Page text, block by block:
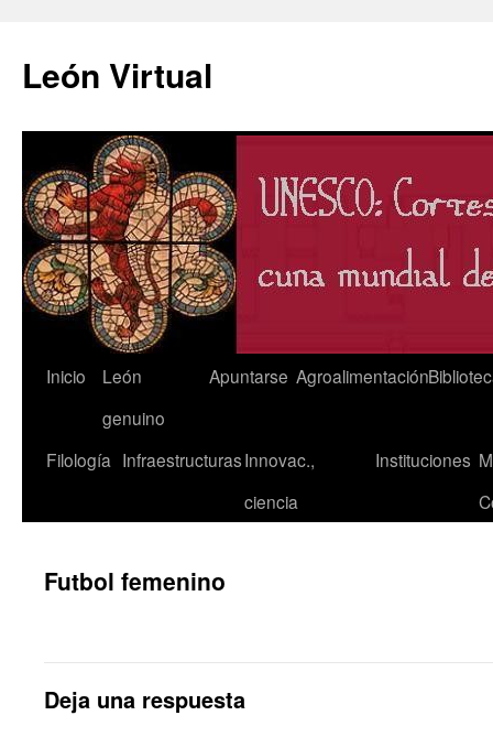
León Virtual
Saltar
contenido
Inicio
León
genuino
Apuntarse Agroalimentación
Filología InfraestructurasInnovac.,
ciencia
Instituciones
Futbol femenino
Deja una respuesta